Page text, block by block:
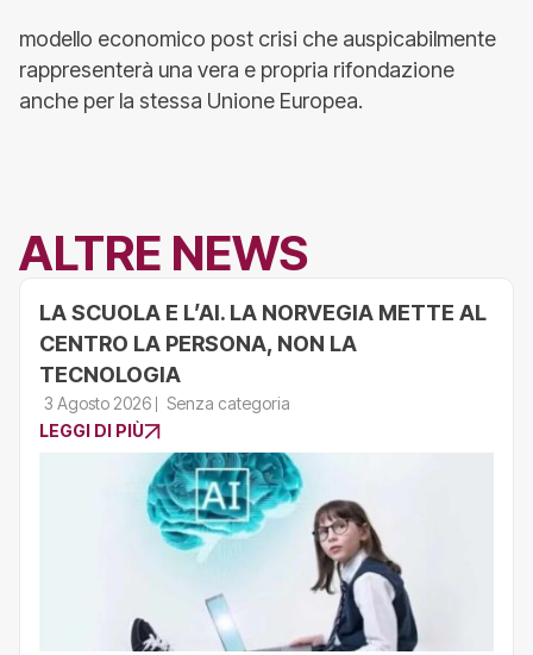
modello economico post crisi che auspicabilmente
rappresenterà una vera e propria rifondazione
anche per la stessa Unione Europea.
ALTRE NEWS
LA SCUOLA E L’AI. LA NORVEGIA METTE AL
CENTRO LA PERSONA, NON LA
TECNOLOGIA
3 Agosto 2026
Senza categoria
LEGGI DI PIÙ